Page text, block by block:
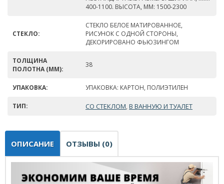
400-1100. ВЫСОТА, ММ: 1500-2300
СТЕКЛО:
СТЕКЛО БЕЛОЕ МАТИРОВАННОЕ,
РИСУНОК С ОДНОЙ СТОРОНЫ,
ДЕКОРИРОВАНО ФЬЮЗИНГОМ
ТОЛЩИНА
ПОЛОТНА (ММ):
38
УПАКОВКА: УПАКОВКА: КАРТОН, ПОЛИЭТИЛЕН
ТИП: СО СТЕКЛОМ, В ВАННУЮ И ТУАЛЕТ
ОПИСАНИЕ ОТЗЫВЫ (0)